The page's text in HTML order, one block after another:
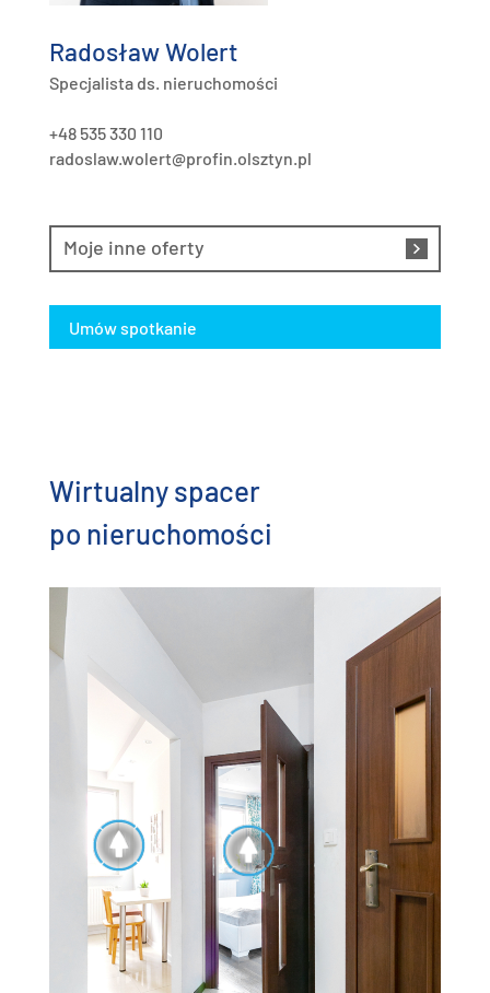
Radosław Wolert
Specjalista ds. nieruchomości
+48 535 330 110
radoslaw.wolert@profin.olsztyn.pl
Moje inne oferty
Umów spotkanie
Wirtualny spacer
po nieruchomości